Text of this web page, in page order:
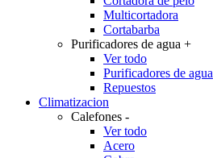
Multicortadora
Cortabarba
Purificadores de agua +
Ver todo
Purificadores de agua
Repuestos
Climatizacion
Calefones -
Ver todo
Acero